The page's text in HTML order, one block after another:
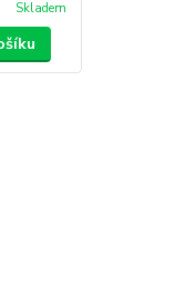
Skladem